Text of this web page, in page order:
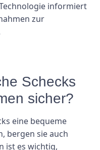
informiert
zur
Schecks
sicher?
eine bequeme
bergen sie auch
ist es wichtig,